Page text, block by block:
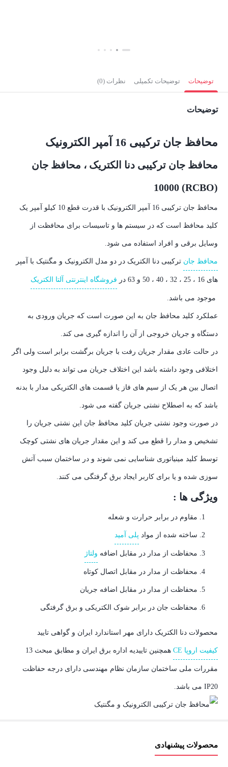
توضیحات توضیحات تکمیلی نظرات (0)
توضیحات
محافظ جان ترکیبی 16 آمپر الکترونیک
محافظ جان ترکیبی دنا الکتریک ، محافظ جان
(RCBO) 10000
محافظ جان ترکیبی 16 آمپر الکترونیک با قدرت قطع 10 کیلو آمپر یک
کلید محافظ است که در سیستم ها و تاسیسات برای محافظت از
وسایل برقی و افراد استفاده می شود.
محافظ جان ترکیبی دنا الکتریک در دو مدل الکترونیک و مگنتیک با آمپر
های 16 ، 25 ، 32 ، 40 ، 50 و 63 در فروشگاه اینترنتی آلتا الکتریک
موجود می باشد.
عملکرد کلید محافظ جان به این صورت است که جریان ورودی به
دستگاه و جریان خروجی از آن را اندازه گیری می کند.
در حالت عادی مقدار جریان رفت با جریان برگشت برابر است ولی اگر
اختلافی وجود داشته باشد این اختلاف جریان می تواند به دلیل وجود
اتصال بین هر یک از سیم های فاز یا قسمت های الکتریکی مدار با بدنه
باشد که به اصطلاح نشتی جریان گفته می شود.
در صورت وجود نشتی جریان کلید محافظ جان این نشتی جریان را
تشخیص و مدار را قطع می کند و این مقدار جریان های نشتی کوچک
توسط کلید مینیاتوری شناسایی نمی شوند و در ساختمان سبب آتش
سوزی شده و یا برای کاربر ایجاد برق گرفتگی می کنند.
ویژگی ها :
مقاوم در برابر حرارت و شعله
ساخته شده از مواد پلی آمید
محفاظت از مدار در مقابل اضافه ولتاژ
محفاظت از مدار در مقابل اتصال کوتاه
محفاظت از مدار در مقابل اضافه جریان
محفاظت جان در برابر شوک الکتریکی و برق گرفتگی
محصولات دنا الکتریک دارای مهر استاندارد ایران و گواهی تایید
کیفیت اروپا CE همچنین تاییدیه اداره برق ایران و مطابق مبحث 13
مقررات ملی ساختمان سازمان نظام مهندسی دارای درجه حفاظت
IP20 می باشد.
محصولات پیشنهادی